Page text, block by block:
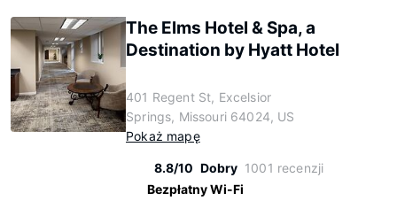
The Elms Hotel & Spa, a
Destination by Hyatt Hotel
401 Regent St, Excelsior
Springs, Missouri 64024, US
Pokaż mapę
8.8/10 Dobry 1001 recenzji
Bezpłatny Wi-Fi